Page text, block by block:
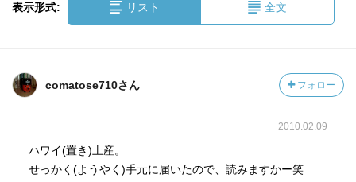
表示形式: リスト 全文
comatose710さん フォロー
2010.02.09
ハワイ(置き)土産。
せっかく(ようやく)手元に届いたので、読みますかー笑